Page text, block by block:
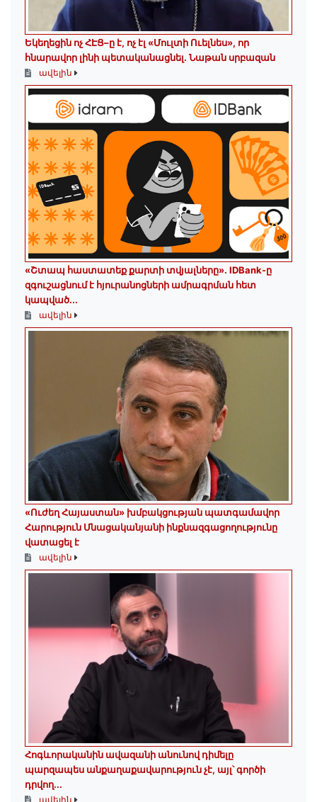
Եկեղեցին ոչ ՀԷՑ–ը է, ոչ էլ «Մուլտի Ուելնես», որ
հնարավոր լինի պետականացնել. Նաթան սրբազան
ավելին
«Շտապ հաստատեք քարտի տվյալները»․ IDBank-ը
զգուշացնում է հյուրանոցների ամրագրման հետ
կապված...
ավելին
«Ուժեղ Հայաստան» խմբակցության պատգամավոր
Հարություն Մնացականյանի ինքնազգացողությունը
վատացել է
ավելին
Հոգևորականին ավազանի անունով դիմելը
պարզապես անքաղաքավարություն չէ, այլ՝ գործի
դրվող...
ավելին